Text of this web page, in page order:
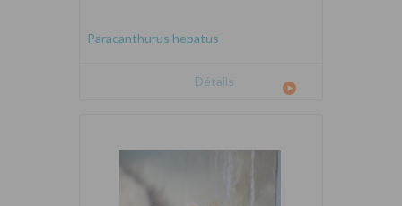
Paracanthurus hepatus
Détails